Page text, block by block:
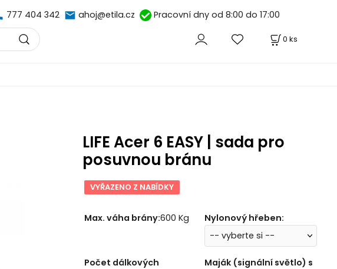
777 404 342 ahoj@etila.cz Pracovní dny od 8:00 do 17:00
0 ks
LIFE Acer 6 EASY | sada pro
posuvnou bránu
VYŘAZENO Z NABÍDKY
Max. váha brány:600 Kg Nylonový hřeben:
Počet dálkových
Maják (signální světlo) s